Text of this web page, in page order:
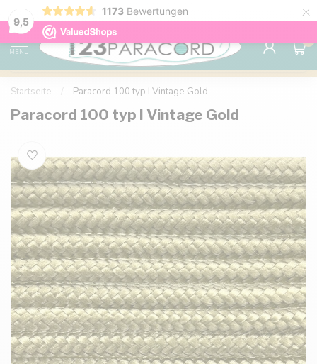
9,5
1173 Bewertungen ×
Kostenlose Lieferung nach Hause ab 150 €
MENU
0
Startseite Paracord 100 typ I Vintage Gold
Paracord 100 typ I Vintage Gold